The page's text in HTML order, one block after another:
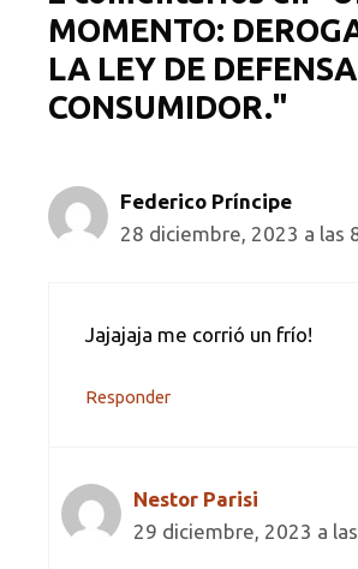
MOMENTO:
LA LEY DE
CONSUMIDOR."
Federico Príncipe
28 diciembre, 2023 a las
Jajajaja me corrió un frío!
Responder
Nestor Parisi
29 diciembre, 2023 a